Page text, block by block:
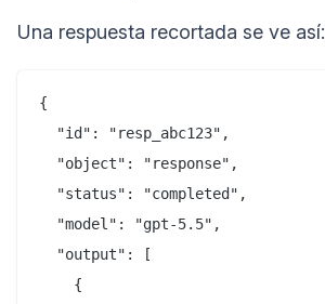
Una respuesta recortada se ve así:
{
  "id": "resp_abc123",
  "object": "response",
  "status": "completed",
  "model": "gpt-5.5",
  "output": [
    {